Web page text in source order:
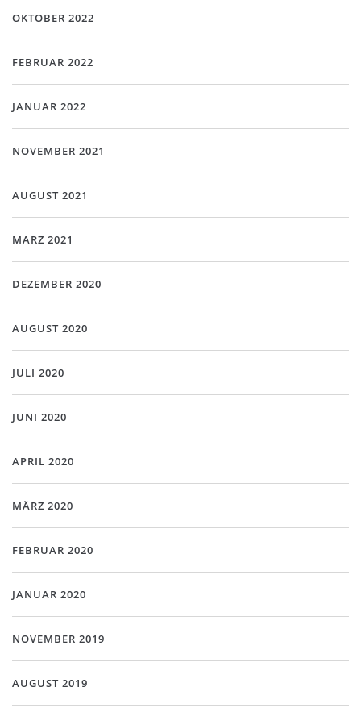
OKTOBER 2022
FEBRUAR 2022
JANUAR 2022
NOVEMBER 2021
AUGUST 2021
MÄRZ 2021
DEZEMBER 2020
AUGUST 2020
JULI 2020
JUNI 2020
APRIL 2020
MÄRZ 2020
FEBRUAR 2020
JANUAR 2020
NOVEMBER 2019
AUGUST 2019